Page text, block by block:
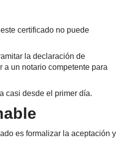
certificado no puede
la declaración de
un notario competente para
casi desde el primer día.
es formalizar la aceptación y